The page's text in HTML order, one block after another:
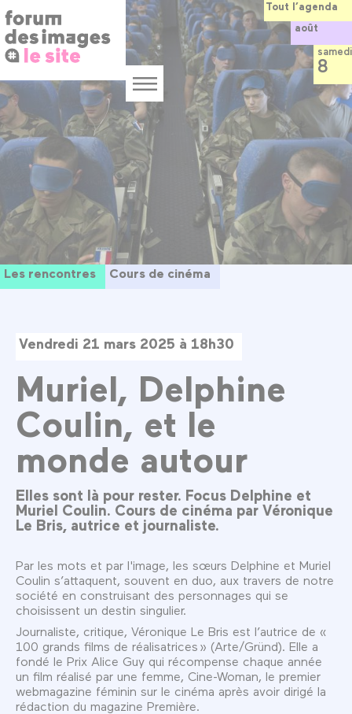
Panneau de gestion des cookies
au
contenu
principal
Menu
Les rencontres Cours de cinéma
Vendredi 21 mars 2025 à 18h30
Muriel, Delphine
Coulin, et le
monde autour
Elles sont là pour rester. Focus Delphine et
Muriel Coulin. Cours de cinéma par Véronique
Le Bris, autrice et journaliste.
Par les mots et par l'image, les sœurs Delphine et Muriel
Coulin s’attaquent, souvent en duo, aux travers de notre
société en construisant des personnages qui se
choisissent un destin singulier.
Journaliste, critique, Véronique Le Bris est l’autrice de «
100 grands films de réalisatrices » (Arte/Gründ). Elle a
fondé le Prix Alice Guy qui récompense chaque année
un film réalisé par une femme, Cine-Woman, le premier
webmagazine féminin sur le cinéma après avoir dirigé la
rédaction du magazine Première.
Tout l’agenda
août
samedi
8